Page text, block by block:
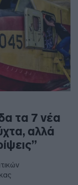
τα 7 νέα
αλλά